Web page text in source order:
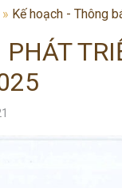
» Kế hoạch - Thông
PHÁT